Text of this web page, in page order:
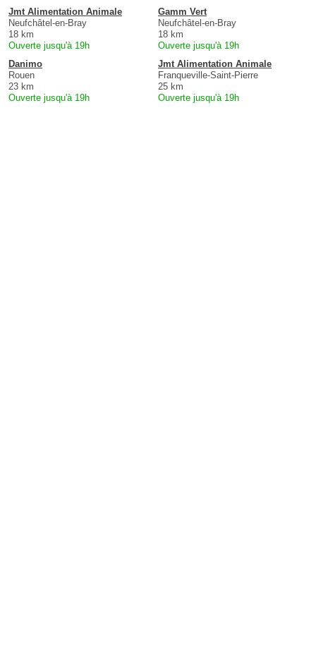
Jmt Alimentation Animale
Neufchâtel-en-Bray
18 km
Ouverte jusqu'à 19h
Gamm Vert
Neufchâtel-en-Bray
18 km
Ouverte jusqu'à 19h
Danimo
Rouen
23 km
Ouverte jusqu'à 19h
Jmt Alimentation Animale
Franqueville-Saint-Pierre
25 km
Ouverte jusqu'à 19h